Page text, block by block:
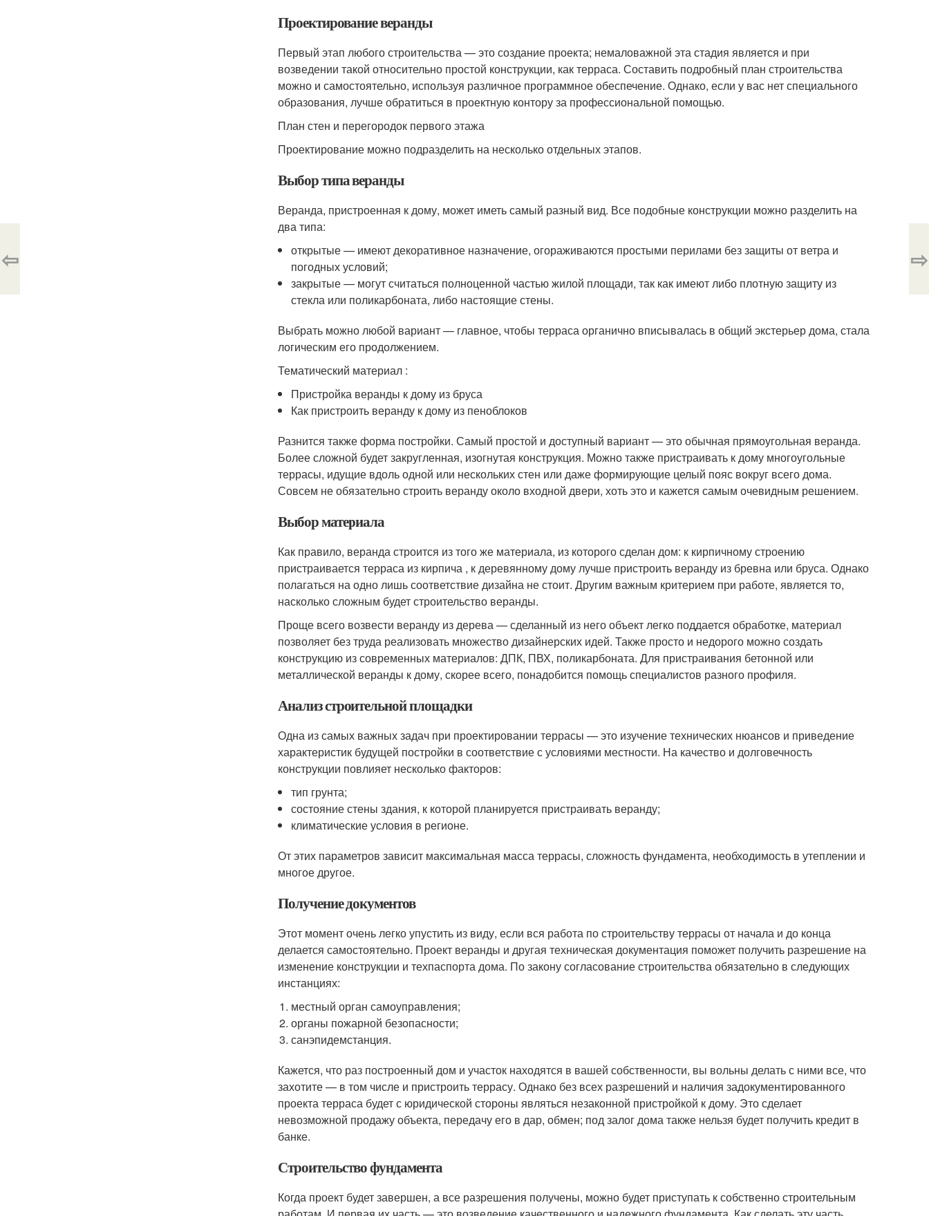
Проектирование веранды
Первый этап любого строительства — это создание проекта; немаловажной эта стадия является и при
возведении такой относительно простой конструкции, как терраса. Составить подробный план строительства
можно и самостоятельно, используя различное программное обеспечение. Однако, если у вас нет специального
образования, лучше обратиться в проектную контору за профессиональной помощью.
План стен и перегородок первого этажа
Проектирование можно подразделить на несколько отдельных этапов.
Выбор типа веранды
Веранда, пристроенная к дому, может иметь самый разный вид. Все подобные конструкции можно разделить на
два типа:
открытые — имеют декоративное назначение, огораживаются простыми перилами без защиты от ветра и
погодных условий;
закрытые — могут считаться полноценной частью жилой площади, так как имеют либо плотную защиту из
стекла или поликарбоната, либо настоящие стены.
Выбрать можно любой вариант — главное, чтобы терраса органично вписывалась в общий экстерьер дома, стала
логическим его продолжением.
Тематический материал :
Пристройка веранды к дому из бруса
Как пристроить веранду к дому из пеноблоков
Разнится также форма постройки. Самый простой и доступный вариант — это обычная прямоугольная веранда.
Более сложной будет закругленная, изогнутая конструкция. Можно также пристраивать к дому многоугольные
террасы, идущие вдоль одной или нескольких стен или даже формирующие целый пояс вокруг всего дома.
Совсем не обязательно строить веранду около входной двери, хоть это и кажется самым очевидным решением.
Выбор материала
Как правило, веранда строится из того же материала, из которого сделан дом: к кирпичному строению
пристраивается терраса из кирпича , к деревянному дому лучше пристроить веранду из бревна или бруса. Однако
полагаться на одно лишь соответствие дизайна не стоит. Другим важным критерием при работе, является то,
насколько сложным будет строительство веранды.
Проще всего возвести веранду из дерева — сделанный из него объект легко поддается обработке, материал
позволяет без труда реализовать множество дизайнерских идей. Также просто и недорого можно создать
конструкцию из современных материалов: ДПК, ПВХ, поликарбоната. Для пристраивания бетонной или
металлической веранды к дому, скорее всего, понадобится помощь специалистов разного профиля.
Анализ строительной площадки
Одна из самых важных задач при проектировании террасы — это изучение технических нюансов и приведение
характеристик будущей постройки в соответствие с условиями местности. На качество и долговечность
конструкции повлияет несколько факторов:
тип грунта;
состояние стены здания, к которой планируется пристраивать веранду;
климатические условия в регионе.
От этих параметров зависит максимальная масса террасы, сложность фундамента, необходимость в утеплении и
многое другое.
Получение документов
Этот момент очень легко упустить из виду, если вся работа по строительству террасы от начала и до конца
делается самостоятельно. Проект веранды и другая техническая документация поможет получить разрешение на
изменение конструкции и техпаспорта дома. По закону согласование строительства обязательно в следующих
инстанциях:
местный орган самоуправления;
органы пожарной безопасности;
санэпидемстанция.
Кажется, что раз построенный дом и участок находятся в вашей собственности, вы вольны делать с ними все, что
захотите — в том числе и пристроить террасу. Однако без всех разрешений и наличия задокументированного
проекта терраса будет с юридической стороны являться незаконной пристройкой к дому. Это сделает
невозможной продажу объекта, передачу его в дар, обмен; под залог дома также нельзя будет получить кредит в
банке.
Строительство фундамента
Когда проект будет завершен, а все разрешения получены, можно будет приступать к собственно строительным
⇦ ⇨